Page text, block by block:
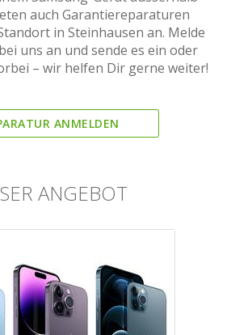
auch Garantiereparaturen
in Steinhausen an. Melde
uns an und sende es ein oder
– wir helfen Dir gerne weiter!
ANMELDEN
ANGEBOT